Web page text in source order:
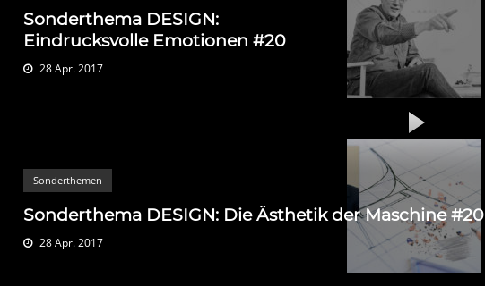
Sonderthema DESIGN:
Eindrucksvolle Emotionen #20
28 Apr. 2017
Sonderthemen
Sonderthema DESIGN: Die Ästhetik der Maschine #20
28 Apr. 2017